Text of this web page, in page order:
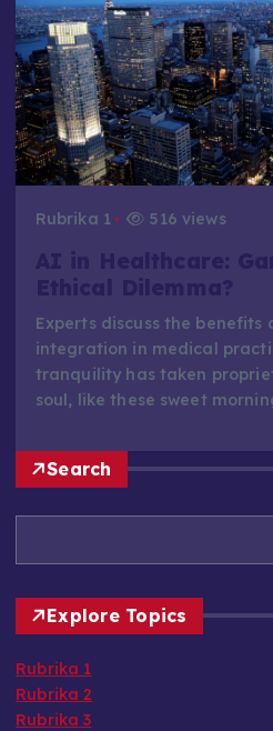
Rubrika 1 516 views
Experts discuss the
integration in medical
tranquility has taken
soul, like these sweet
Search
Explore Topics
Rubrika 1
Rubrika 2
Rubrika 3